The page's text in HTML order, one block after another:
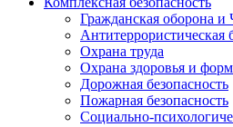
Гражданская оборона и
Антитеррористическая
Охрана труда
Охрана здоровья и
Дорожная безопасность
Пожарная безопасность
Социально-